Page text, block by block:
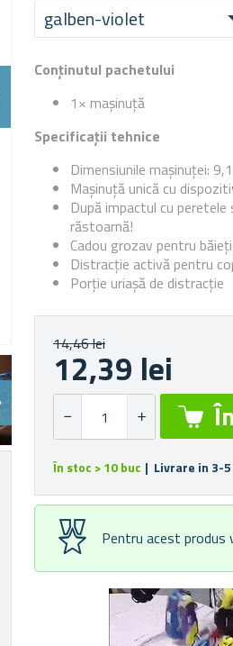
galben-violet
Conținutul pachetului
1× mașinuță
Specificații tehnice
Dimensiunile mașinuței:
Mașinuță unică cu
După impactul cu
răstoarnă!
Cadou grozav pentru
Distracție activă pentru
Porție uriașă de distracție
14,46 lei
12,39 lei
În stoc > 10 buc | Livrare in 3-
Pentru acest produs